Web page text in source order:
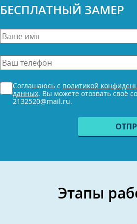
БЕСПЛАТНЫЙ ЗАМЕР
Ваше
имя
*Ваш
телефон
*
Согласие
*
Соглашаюсь с политикой
данных. Вы можете отозвать своё
2132520@mail.ru.
Этапы